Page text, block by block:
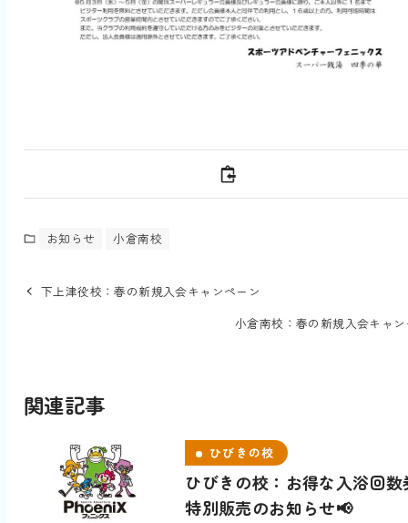
お知らせ 小倉南校
下上津役校：春の新規入会キャンペーン
小倉南校：春の新規入会キャ
関連記事
ひびきの校
ひびきの校：お得な入浴回数
特別販売のお知らせ📢